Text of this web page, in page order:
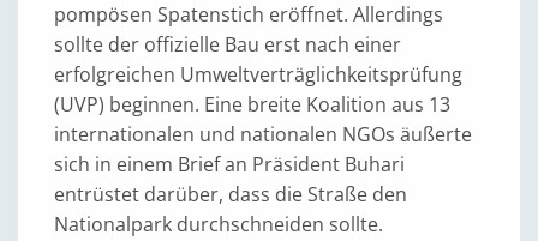
pompösen Spatenstich eröffnet. Allerdings
sollte der offizielle Bau erst nach einer
erfolgreichen Umweltverträglichkeitsprüfung
(UVP) beginnen. Eine breite Koalition aus 13
internationalen und nationalen NGOs äußerte
sich in einem Brief an Präsident Buhari
entrüstet darüber, dass die Straße den
Nationalpark durchschneiden sollte.